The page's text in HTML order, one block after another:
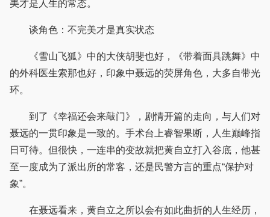
美才是人生的常态。
谈角色：不完美才是真实状态
《雪山飞狐》中的大侠胡斐也好，《带着面具跳舞》中
的外科医生索那也好，印象中聂远的荧屏角色，大多自带光
环。
到了《幸福还会来敲门》，剧情开篇的走向，与人们对
聂远的一贯印象是一致的。手术台上睿智果断，人生巅峰指
日可待。但很快，一连串的变故就把黄自立打入谷底，他甚
至一度成为了派出所的常客，还是民警方言的重点“保护对
象”。
在聂远看来，黄自立之所以会有如此曲折的人生经历，